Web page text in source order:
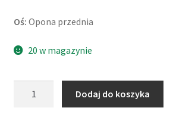
Oś: Opona przednia
20 w magazynie
Dodaj do koszyka